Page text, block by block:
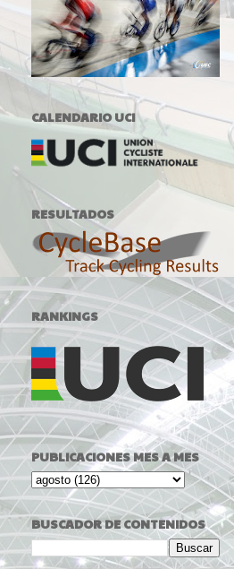
CALENDARIO UCI
RESULTADOS
RANKINGS
PUBLICACIONES MES A MES
BUSCADOR DE CONTENIDOS